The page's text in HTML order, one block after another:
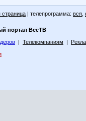
страница | телепрограмма: вся
портал ВсёТВ
| Телекомпаниям |